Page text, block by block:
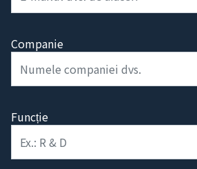
Companie
Funcție